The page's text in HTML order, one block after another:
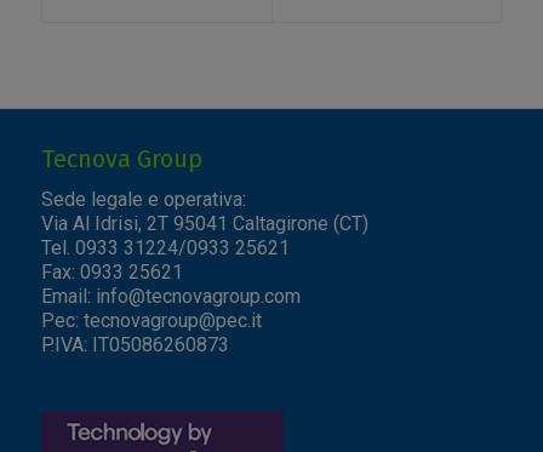
Tecnova Group
Sede legale e operativa:
Via Al Idrisi, 2T 95041 Caltagirone (CT)
Tel. 0933 31224/0933 25621
Fax: 0933 25621
Email: info@tecnovagroup.com
Pec: tecnovagroup@pec.it
P.IVA: IT05086260873